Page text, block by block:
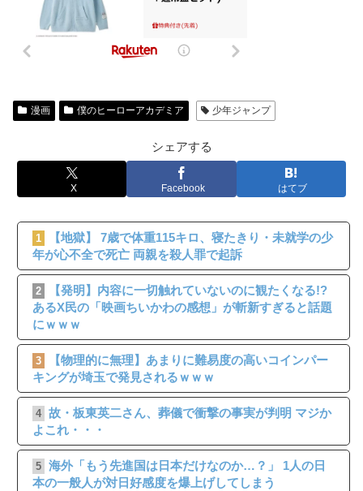
漫画 僕のヒーローアカデミア 少年ジャンプ
シェアする
X Facebook はてブ
1
【地獄】 7歳で体重115キロ、寝たきり・未就学の少
年が心不全で死亡 両親を殺人罪で起訴
2
【発明】内容に一切触れていないのに観たくなる!?
あるX民の「映画ちいかわの感想」が斬新すぎると話題
にｗｗｗ
3
【物理的に無理】あまりに難易度の高いコインパー
キングが埼玉で発見されるｗｗｗ
4 故・板東英二さん、葬儀で衝撃の事実が判明 マジか
よこれ・・・
5 海外「もう先進国は日本だけなのか…？」 1人の日
本の一般人が対日好感度を爆上げしてしまう